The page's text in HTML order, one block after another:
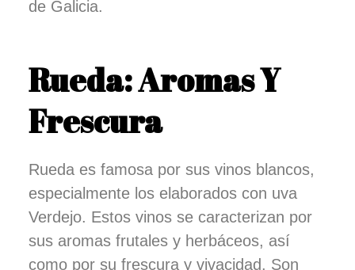
de Galicia.
Rueda: Aromas Y
Frescura
Rueda es famosa por sus vinos blancos,
especialmente los elaborados con uva
Verdejo. Estos vinos se caracterizan por
sus aromas frutales y herbáceos, así
como por su frescura y vivacidad. Son